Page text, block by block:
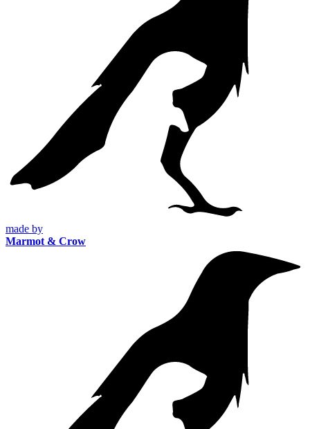
made by
Marmot & Crow